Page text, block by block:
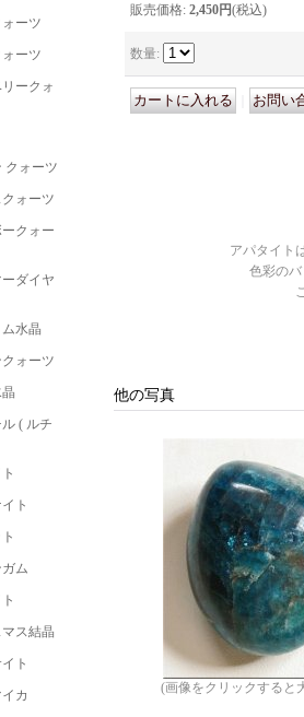
ーツ
ーツ
ークォ
クォーツ
ォーツ
クォー
ダイヤ
ム水晶
ォーツ
( ルチ
ト
ム
ス結晶
ト
カ
販売価格: 2,450円(税込)
数量:
アパタイト
色彩の
他の写真
(画像をクリックすると